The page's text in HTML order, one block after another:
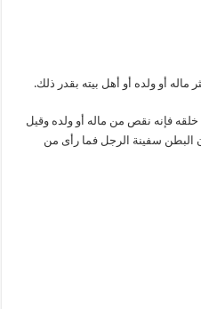
ماله أو ولده أو أهل بيته بقدر ذلك.
فإنه نقص من ماله أو ولده وقيل
البطن سفينة الرجل فما رأى من